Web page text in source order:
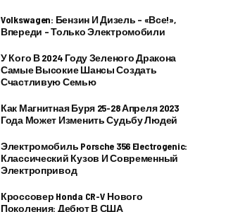
Volkswagen: Бензин И Дизель – «все!»,
Впереди – Только Электромобили
У Кого В 2024 Году Зеленого Дракона
Самые Высокие Шансы Создать
Счастливую Семью
Как Магнитная Буря 25-28 Апреля 2023
Года Может Изменить Судьбу Людей
Электромобиль Porsche 356 Electrogenic:
Классический Кузов И Современный
Электропривод
Кроссовер Honda CR-V Нового
Поколения: Дебют В США